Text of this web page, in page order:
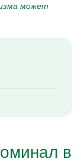
может
в